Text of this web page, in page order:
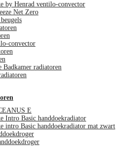
by Henrad ventilo-convector
Net Zero
convector
Badkamer radiatoren
E
Intro Basic handdoekradiator
intro Basic handdoekradiator mat zwart